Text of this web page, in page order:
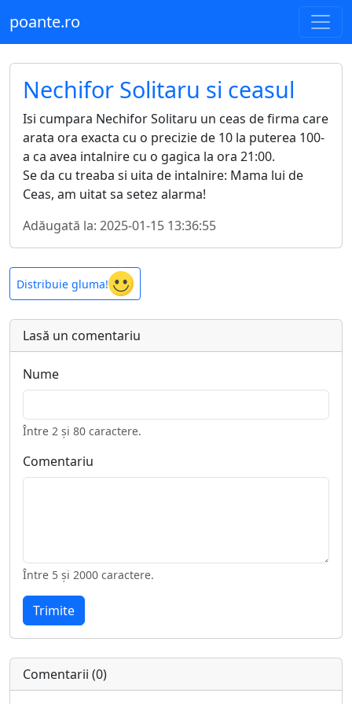
poante.ro
Nechifor Solitaru si ceasul
Isi cumpara Nechifor Solitaru un ceas de firma care
arata ora exacta cu o precizie de 10 la puterea 100-
a ca avea intalnire cu o gagica la ora 21:00.
Se da cu treaba si uita de intalnire: Mama lui de
Ceas, am uitat sa setez alarma!
Adăugată la: 2025-01-15 13:36:55
Distribuie gluma!
Lasă un comentariu
Nume
Între 2 și 80 caractere.
Comentariu
Între 5 și 2000 caractere.
Trimite
Comentarii (0)